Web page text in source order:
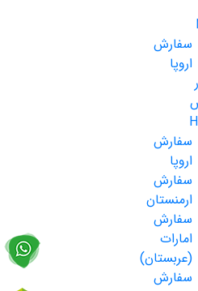
سفارش
اروپا
سفارش
اروپا
سفارش
ارمنستان
سفارش
امارات
(عربستان)
سفارش